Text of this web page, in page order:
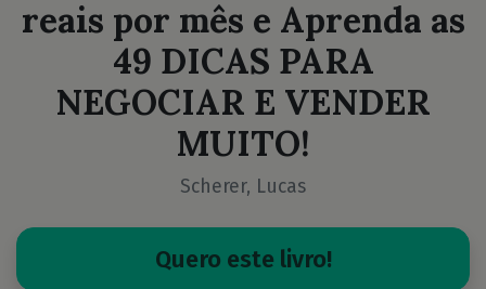
reais por mês e Aprenda as
49 DICAS PARA
NEGOCIAR E VENDER
MUITO!
Scherer, Lucas
Quero este livro!